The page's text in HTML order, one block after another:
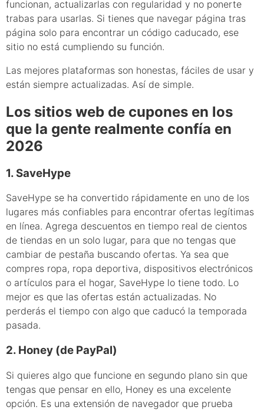
funcionan, actualizarlas con regularidad y no ponerte
trabas para usarlas. Si tienes que navegar página tras
página solo para encontrar un código caducado, ese
sitio no está cumpliendo su función.
Las mejores plataformas son honestas, fáciles de usar y
están siempre actualizadas. Así de simple.
Los sitios web de cupones en los
que la gente realmente confía en
2026
1. SaveHype
SaveHype se ha convertido rápidamente en uno de los
lugares más confiables para encontrar ofertas legítimas
en línea. Agrega descuentos en tiempo real de cientos
de tiendas en un solo lugar, para que no tengas que
cambiar de pestaña buscando ofertas. Ya sea que
compres ropa, ropa deportiva, dispositivos electrónicos
o artículos para el hogar, SaveHype lo tiene todo. Lo
mejor es que las ofertas están actualizadas. No
perderás el tiempo con algo que caducó la temporada
pasada.
2. Honey (de PayPal)
Si quieres algo que funcione en segundo plano sin que
tengas que pensar en ello, Honey es una excelente
opción. Es una extensión de navegador que prueba